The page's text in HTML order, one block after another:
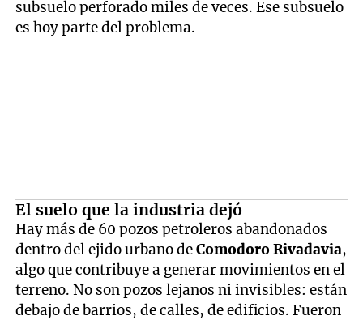
subsuelo perforado miles de veces. Ese subsuelo
es hoy parte del problema.
El suelo que la industria dejó
Hay más de 60 pozos petroleros abandonados
dentro del ejido urbano deComodoro Rivadavia,
algo que contribuye a generar movimientos en el
terreno. No son pozos lejanos ni invisibles: están
debajo de barrios, de calles, de edificios. Fueron